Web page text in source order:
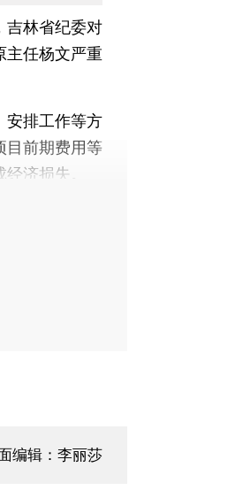
林省纪委对
主任杨文严重
排工作等方
目前期费用等
济损失。
编辑：李丽莎